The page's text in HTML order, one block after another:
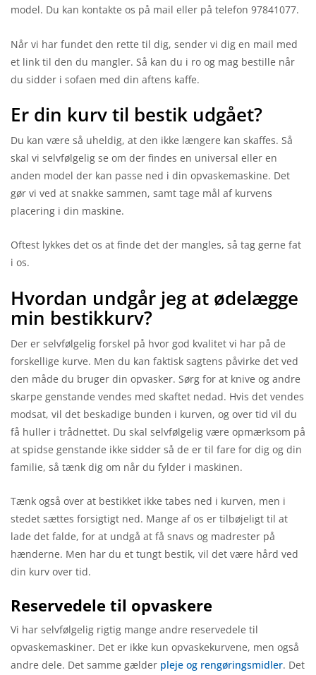
model. Du kan kontakte os på mail eller på telefon 97841077.
Når vi har fundet den rette til dig, sender vi dig en mail med
et link til den du mangler. Så kan du i ro og mag bestille når
du sidder i sofaen med din aftens kaffe.
Er din kurv til bestik udgået?
Du kan være så uheldig, at den ikke længere kan skaffes. Så
skal vi selvfølgelig se om der findes en universal eller en
anden model der kan passe ned i din opvaskemaskine. Det
gør vi ved at snakke sammen, samt tage mål af kurvens
placering i din maskine.
Oftest lykkes det os at finde det der mangles, så tag gerne fat
i os.
Hvordan undgår jeg at ødelægge
min bestikkurv?
Der er selvfølgelig forskel på hvor god kvalitet vi har på de
forskellige kurve. Men du kan faktisk sagtens påvirke det ved
den måde du bruger din opvasker. Sørg for at knive og andre
skarpe genstande vendes med skaftet nedad. Hvis det vendes
modsat, vil det beskadige bunden i kurven, og over tid vil du
få huller i trådnettet. Du skal selvfølgelig være opmærksom på
at spidse genstande ikke sidder så de er til fare for dig og din
familie, så tænk dig om når du fylder i maskinen.
Tænk også over at bestikket ikke tabes ned i kurven, men i
stedet sættes forsigtigt ned. Mange af os er tilbøjeligt til at
lade det falde, for at undgå at få snavs og madrester på
hænderne. Men har du et tungt bestik, vil det være hård ved
din kurv over tid.
Reservedele til opvaskere
Vi har selvfølgelig rigtig mange andre reservedele til
opvaskemaskiner. Det er ikke kun opvaskekurvene, men også
andre dele. Det samme gælder pleje og rengøringsmidler. Det